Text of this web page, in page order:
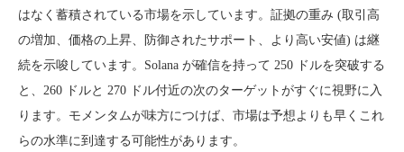
はなく蓄積されている市場を示しています。証拠の重み (取引高
の増加、価格の上昇、防御されたサポート、より高い安値) は継
続を示唆しています。Solana が確信を持って 250 ドルを突破する
と、260 ドルと 270 ドル付近の次のターゲットがすぐに視野に入
ります。モメンタムが味方につけば、市場は予想よりも早くこれ
らの水準に到達する可能性があります。